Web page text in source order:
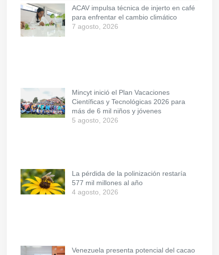
ACAV impulsa técnica de injerto en café
para enfrentar el cambio climático
7 agosto, 2026
Mincyt inició el Plan Vacaciones
Científicas y Tecnológicas 2026 para
más de 6 mil niños y jóvenes
5 agosto, 2026
La pérdida de la polinización restaría
577 mil millones al año
4 agosto, 2026
Venezuela presenta potencial del cacao